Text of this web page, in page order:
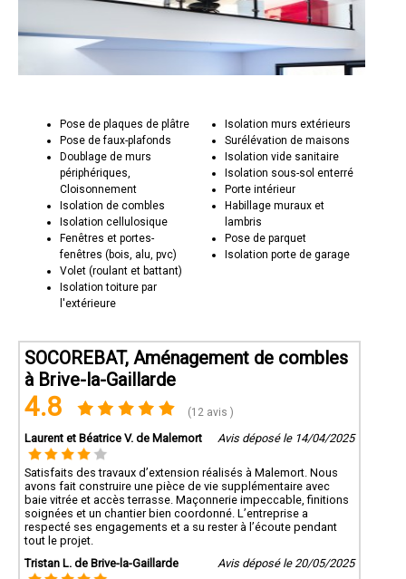
Pose de plaques de plâtre
Pose de faux-plafonds
Doublage de murs
périphériques,
Cloisonnement
Isolation de combles
Isolation cellulosique
Fenêtres et portes-
fenêtres (bois, alu, pvc)
Volet (roulant et battant)
Isolation toiture par
l'extérieure
Isolation murs extérieurs
Surélévation de maisons
Isolation vide sanitaire
Isolation sous-sol enterré
Porte intérieur
Habillage muraux et
lambris
Pose de parquet
Isolation porte de garage
SOCOREBAT, Aménagement de combles
à Brive-la-Gaillarde
4.8 (12 avis )
Laurent et Béatrice V. de Malemort Avis déposé le 14/04/2025
Satisfaits des travaux d’extension réalisés à Malemort. Nous
avons fait construire une pièce de vie supplémentaire avec
baie vitrée et accès terrasse. Maçonnerie impeccable, finitions
soignées et un chantier bien coordonné. L’entreprise a
respecté ses engagements et a su rester à l’écoute pendant
tout le projet.
Tristan L. de Brive-la-Gaillarde
Avis déposé le 20/05/2025